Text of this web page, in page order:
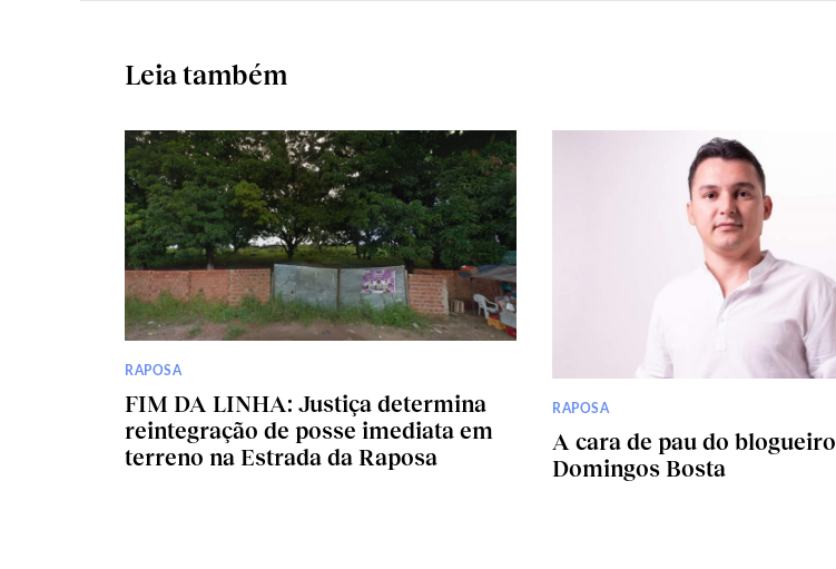
Leia também
RAPOSA
FIM DA LINHA: Justiça determina
reintegração de posse imediata em
terreno na Estrada da Raposa
RAPOSA
A cara de pau do blogueiro
Domingos Bosta